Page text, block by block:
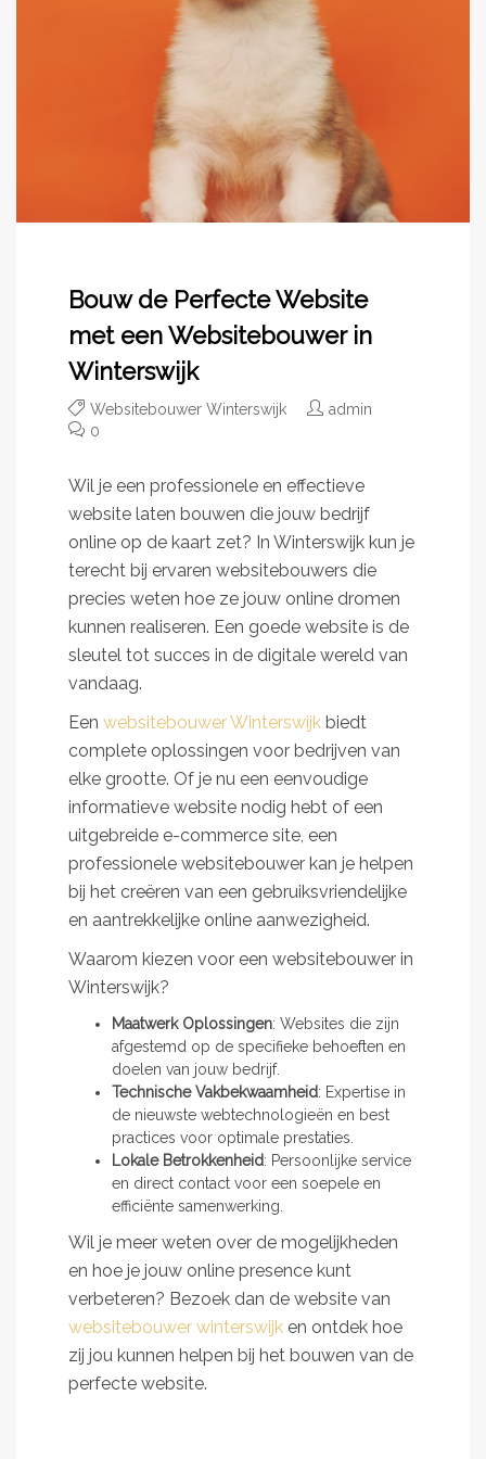
Bouw de Perfecte Website
met een Websitebouwer in
Winterswijk
Websitebouwer Winterswijk
admin
0
Wil je een professionele en effectieve
website laten bouwen die jouw bedrijf
online op de kaart zet? In Winterswijk kun je
terecht bij ervaren websitebouwers die
precies weten hoe ze jouw online dromen
kunnen realiseren. Een goede website is de
sleutel tot succes in de digitale wereld van
vandaag.
Een websitebouwer Winterswijk biedt
complete oplossingen voor bedrijven van
elke grootte. Of je nu een eenvoudige
informatieve website nodig hebt of een
uitgebreide e-commerce site, een
professionele websitebouwer kan je helpen
bij het creëren van een gebruiksvriendelijke
en aantrekkelijke online aanwezigheid.
Waarom kiezen voor een websitebouwer in
Winterswijk?
Maatwerk Oplossingen: Websites die zijn
afgestemd op de specifieke behoeften en
doelen van jouw bedrijf.
Technische Vakbekwaamheid: Expertise in
de nieuwste webtechnologieën en best
practices voor optimale prestaties.
Lokale Betrokkenheid: Persoonlijke service
en direct contact voor een soepele en
efficiënte samenwerking.
Wil je meer weten over de mogelijkheden
en hoe je jouw online presence kunt
verbeteren? Bezoek dan de website van
websitebouwer winterswijk en ontdek hoe
zij jou kunnen helpen bij het bouwen van de
perfecte website.